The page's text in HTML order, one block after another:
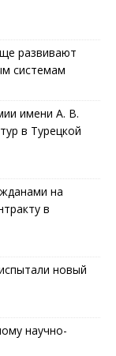
развивают
системам
имени А. В.
в Турецкой
на
в
новый
научно-